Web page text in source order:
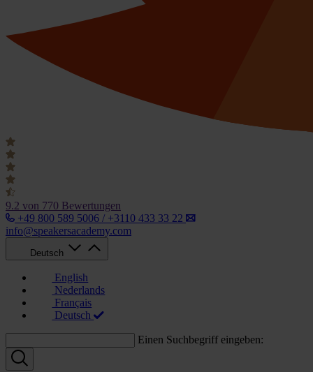
9.2 von 770 Bewertungen
+49 800 589 5006 / +3110 433 33 22
info@speakersacademy.com
Deutsch
English
Nederlands
Français
Deutsch
Einen Suchbegriff eingeben: